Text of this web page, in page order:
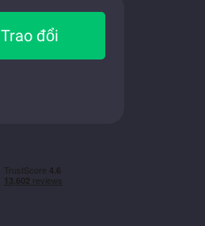
Trao đổi